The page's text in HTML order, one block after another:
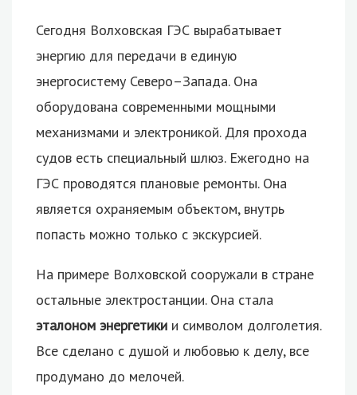
Сегодня Волховская ГЭС вырабатывает
энергию для передачи в единую
энергосистему Северо–Запада. Она
оборудована современными мощными
механизмами и электроникой. Для прохода
судов есть специальный шлюз. Ежегодно на
ГЭС проводятся плановые ремонты. Она
является охраняемым объектом, внутрь
попасть можно только с экскурсией.
На примере Волховской сооружали в стране
остальные электростанции. Она стала
эталоном энергетики и символом долголетия.
Все сделано с душой и любовью к делу, все
продумано до мелочей.